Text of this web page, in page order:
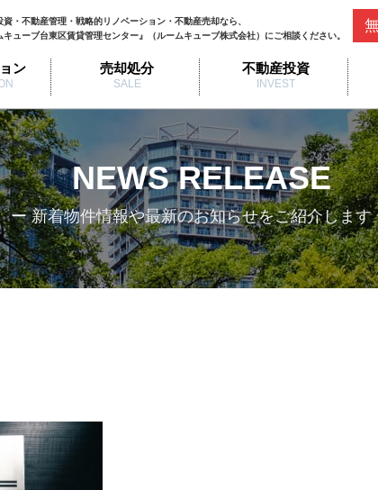
資・不動産管理・戦略的リノベーション・不動産売却なら、
キューブ台東区賃貸管理センター』（ルームキューブ株式会社）にご相談ください。
ン 売却処分
SALE
不動産投資
INVEST
NEWS RELEASE
ー 新着物件情報や最新のお知らせをご紹介します